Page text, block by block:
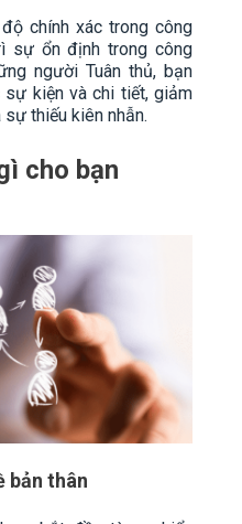
chính xác trong công
sự ổn định trong công
người Tuân thủ, bạn
sự kiện và chi tiết, giảm
thiếu kiên nhẫn.
cho bạn
bản thân